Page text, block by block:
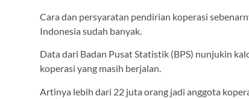
Cara dan persyaratan pendirian koperasi
Indonesia sudah banyak.
Data dari Badan Pusat Statistik (BPS) nunjukin
koperasi yang masih berjalan.
Artinya lebih dari 22 juta orang jadi anggota